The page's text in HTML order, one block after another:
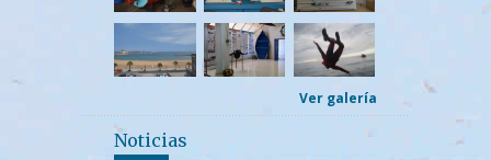
Ver galería
Noticias